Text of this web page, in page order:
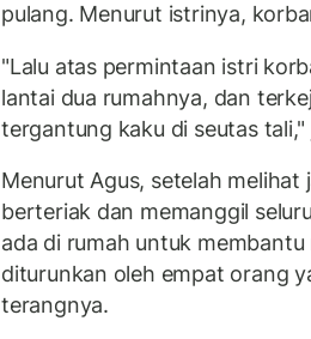
pulang. Menurut istrinya,
"Lalu atas permintaan istri
lantai dua rumahnya, dan
tergantung kaku di seutas tali,"
Menurut Agus, setelah melihat
berteriak dan memanggil
ada di rumah untuk
diturunkan oleh empat orang
terangnya.